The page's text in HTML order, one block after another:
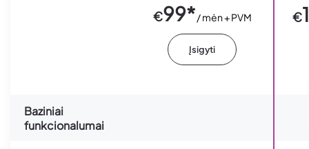
€99*/ mėn + PVM
Įsigyti
€
Baziniai
funkcionalumai